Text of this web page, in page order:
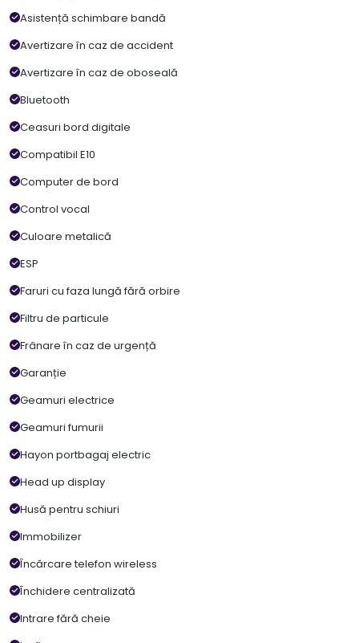
Asistență schimbare bandă
Avertizare în caz de accident
Avertizare în caz de oboseală
Bluetooth
Ceasuri bord digitale
Compatibil E10
Computer de bord
Control vocal
Culoare metalică
ESP
Faruri cu faza lungă fără orbire
Filtru de particule
Frânare în caz de urgență
Garanție
Geamuri electrice
Geamuri fumurii
Hayon portbagaj electric
Head up display
Husă pentru schiuri
Immobilizer
Încărcare telefon wireless
Închidere centralizată
Intrare fără cheie